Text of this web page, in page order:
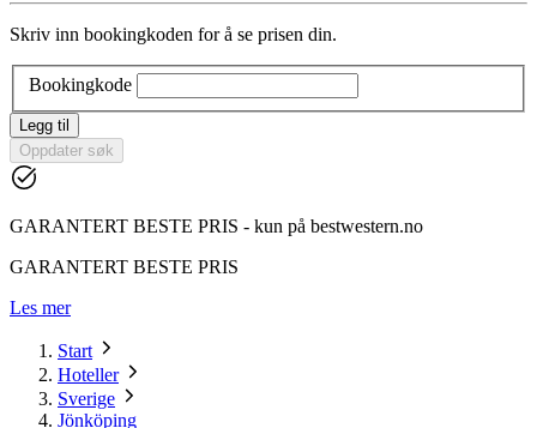
Skriv inn bookingkoden for å se prisen din.
Bookingkode
Legg til
Oppdater søk
GARANTERT BESTE PRIS - kun på bestwestern.no
GARANTERT BESTE PRIS
Les mer
Start
Hoteller
Sverige
Jönköping